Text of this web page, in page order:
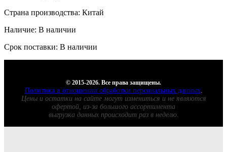
Страна производства: Китай
Наличие: В наличии
Срок поставки: В наличии
© 2015-2026. Все права защищены.
Политика в отношении обработки персональных данных.
Цены и остатки на сайте могут измениться и не являются
офертой, из-за большого ассортимента
выгрузка данных происходит раз в неделю.